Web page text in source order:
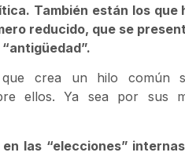
También están los
reducido, que se
crea un hilo común
ellos. Ya sea por sus
las “elecciones”